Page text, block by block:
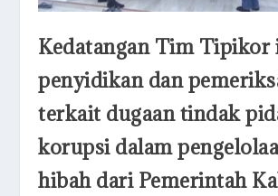
Kedatangan Tim Tipikor
penyidikan dan
terkait dugaan tindak
korupsi dalam
hibah dari Pemerintah